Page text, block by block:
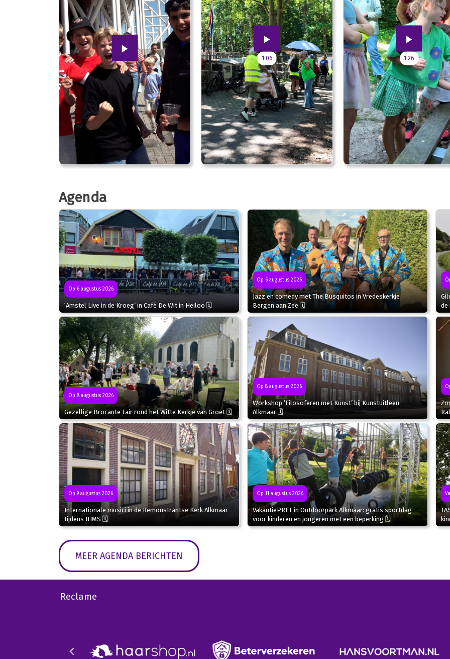
1:06 1:26
Agenda
Op 6 augustus 2026
‘Amstel Live in de Kroeg’ in Café De Wit in Heiloo 🗓
Op 6 augustus 2026
Jazz en comedy met The Busquitos in Vredeskerkje
Bergen aan Zee 🗓
de
Op 8 augustus 2026
Gezellige Brocante Fair rond het Witte Kerkje van Groet 🗓
Op 8 augustus 2026
Workshop ‘Filosoferen met Kunst’ bij Kunstuitleen
Alkmaar 🗓
Op 9 augustus 2026
Internationale musici in de Remonstrantse Kerk Alkmaar
tijdens IHMS 🗓
Op 11 augustus 2026
VakantiePRET in Outdoorpark Alkmaar: gratis sportdag
voor kinderen en jongeren met een beperking 🗓
MEER AGENDA BERICHTEN
Reclame